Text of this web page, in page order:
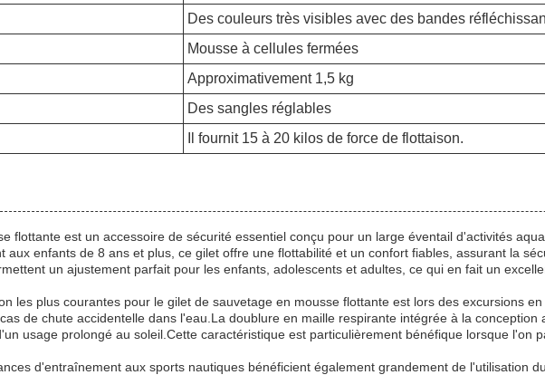
Des couleurs très visibles avec des bandes
Mousse à cellules fermées
Approximativement 1,5 kg
Des sangles réglables
Il fournit 15 à 20 kilos de force de flottaison.
flottante est un accessoire de sécurité essentiel conçu pour un large éventail d'activités
aux enfants de 8 ans et plus, ce gilet offre une flottabilité et un confort fiables, assurant la
un ajustement parfait pour les enfants, adolescents et adultes, ce qui en fait un
les plus courantes pour le gilet de sauvetage en mousse flottante est lors des excursions
de chute accidentelle dans l'eau.La doublure en maille respirante intégrée à la
usage prolongé au soleil.Cette caractéristique est particulièrement bénéfique lorsque l'on
d'entraînement aux sports nautiques bénéficient également grandement de l'utilisation